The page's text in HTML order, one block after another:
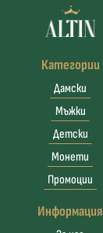
Категории
Дамски
Мъжки
Детски
Монети
Промоции
Информация